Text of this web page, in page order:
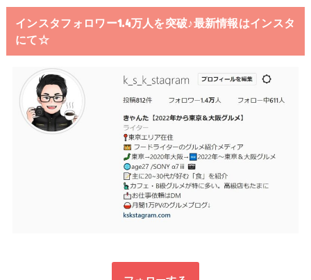
インスタフォロワー1.4万人を突破♪最新情報はインスタ
にて☆